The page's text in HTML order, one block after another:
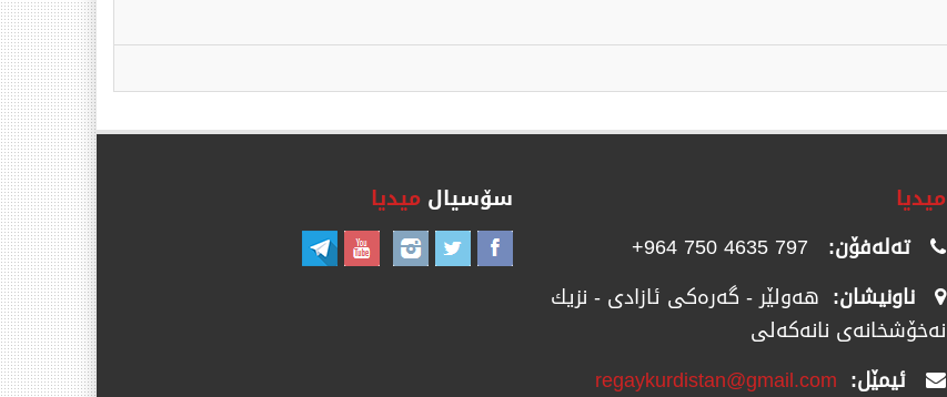
میدیا
تەلەفۆن:
ناونیشان: هەولێر - گەرەکی ئازادی - نزیك
نەخۆشخانەی نانەکەلی
ئیمێل: regaykurdistan@gmail.com
سۆسیال میدیا